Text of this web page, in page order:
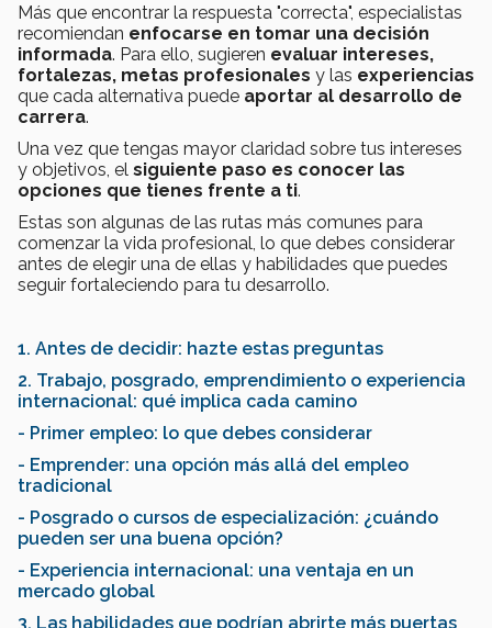
Más que encontrar la respuesta "correcta", especialistas
recomiendan enfocarse en tomar una decisión
informada. Para ello, sugieren evaluar intereses,
fortalezas, metas profesionales y las experiencias
que cada alternativa puede aportar al desarrollo de
carrera.
Una vez que tengas mayor claridad sobre tus intereses
y objetivos, el siguiente paso es conocer las
opciones que tienes frente a ti.
Estas son algunas de las rutas más comunes para
comenzar la vida profesional, lo que debes considerar
antes de elegir una de ellas y habilidades que puedes
seguir fortaleciendo para tu desarrollo.
1. Antes de decidir: hazte estas preguntas
2. Trabajo, posgrado, emprendimiento o experiencia
internacional: qué implica cada camino
- Primer empleo: lo que debes considerar
- Emprender: una opción más allá del empleo
tradicional
- Posgrado o cursos de especialización: ¿cuándo
pueden ser una buena opción?
- Experiencia internacional: una ventaja en un
mercado global
3. Las habilidades que podrían abrirte más puertas